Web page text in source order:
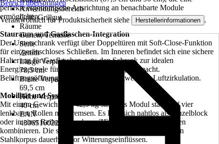
Anwendungsbereich
Grill, Grillgut
Räume
Garten, Terrasse
Serie
Zenith
Länge Verpackungsmaß
78,5 cm
Breite Verpackungsmaß
69,5 cm
Höhe Verpackungsmaß
40 cm
EAN
4306516022793
perfekte ergonomische Ausrichtung an benachbarte Module
ermöglichen.
Stauraum und Gasflaschen-Integration
Der Unterschrank verfügt über Doppeltüren mit Soft-Close-Funktion
für ein geräuschloses Schließen. Im Inneren befindet sich eine sichere
Halterung für Gasflaschen, was den Schrank zur idealen
Energiezentrale für angeschlossene Gasgrills macht.
Belüftungsöffnungen garantieren die notwendige Luftzirkulation.
Mobilität und Systemfähigkeit
Mit einem Gewicht von 42,5 kg steht das Modul stabil auf vier
lenkbaren Rollen mit Bremsen. Es lässt sich nahtlos als Einzelblock
oder in einer Reihe mit anderen ZENITH-Küchenschränken
kombinieren. Die schwarze Pulverbeschichtung schützt den
Stahlkorpus dauerhaft vor Witterungseinflüssen.
Bereich überspringen
Verantwortlich für Produktsicherheit siehe Herstellerinformationen .